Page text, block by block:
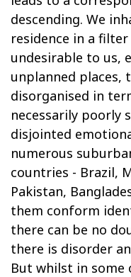
descending. We
residence in a
undesirable to us,
unplanned places,
disorganised in
necessarily poorly
disjointed
numerous
countries - Brazil,
Pakistan,
them conform
there can be no
there is disorder
But whilst in some